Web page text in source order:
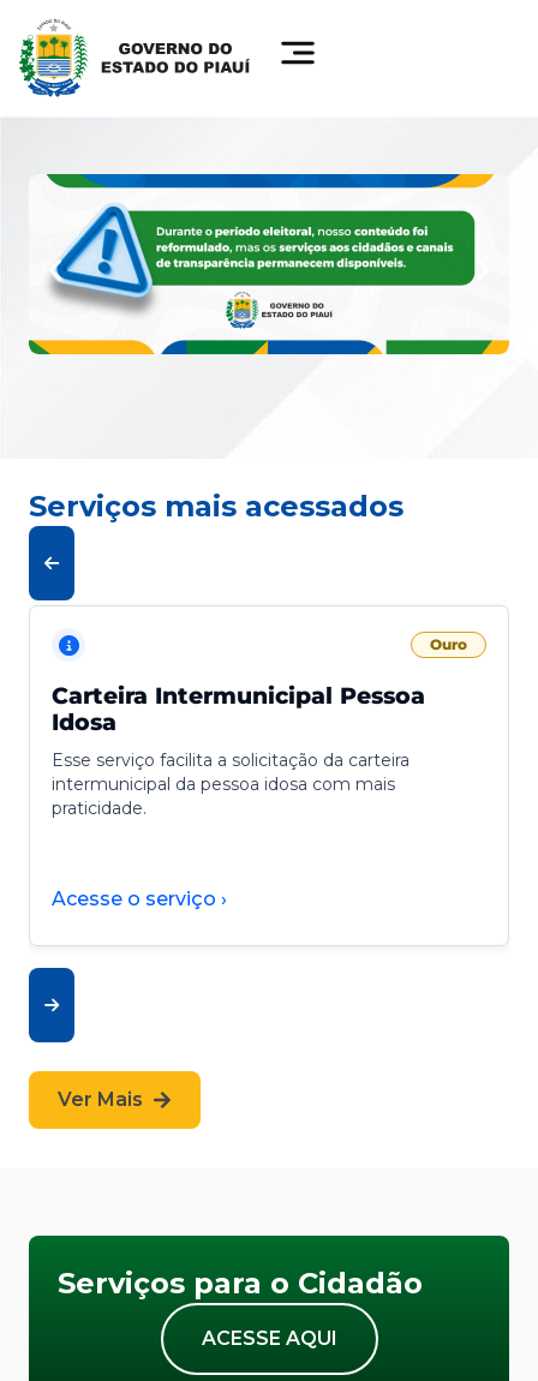
Serviços mais acessados
Ouro
Carteira Intermunicipal Pessoa
Idosa
Esse serviço facilita a solicitação da carteira
intermunicipal da pessoa idosa com mais
praticidade.
Acesse o serviço ›
Ver Mais
Serviços para o Cidadão
ACESSE AQUI